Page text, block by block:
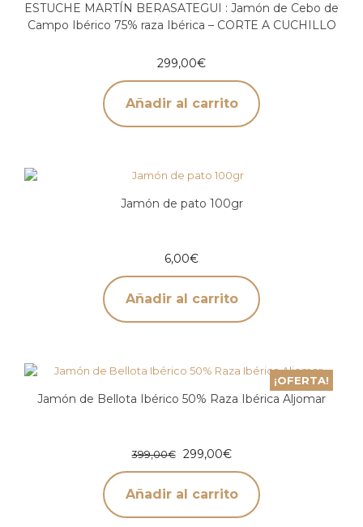
ESTUCHE MARTÍN BERASATEGUI : Jamón de Cebo de
Campo Ibérico 75% raza Ibérica – CORTE A CUCHILLO
299,00€
Añadir al carrito
Jamón de pato 100gr
6,00€
Añadir al carrito
¡OFERTA!
Jamón de Bellota Ibérico 50% Raza Ibérica Aljomar
399,00€ 299,00€
Añadir al carrito